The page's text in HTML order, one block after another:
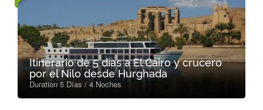
Itinerario de 5 días a El Cairo y crucero
por el Nilo desde Hurghada
Duration 5 Días / 4 Noches